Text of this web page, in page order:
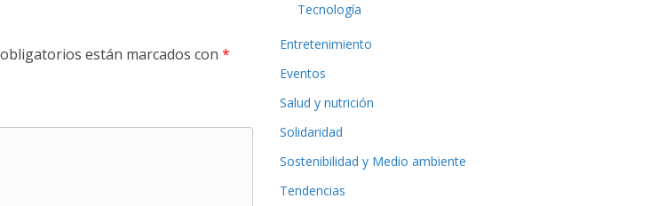
están marcados con *
Tecnología
Entretenimiento
Eventos
Salud y nutrición
Solidaridad
Sostenibilidad y Medio ambiente
Tendencias